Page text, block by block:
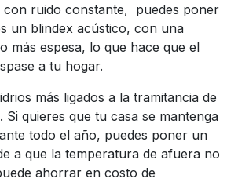
con ruido constante, puedes poner
un blindex acústico, con una
más espesa, lo que hace que el
a tu hogar.
más ligados a la tramitancia de
Si quieres que tu casa se mantenga
todo el año, puedes poner un
a que la temperatura de afuera no
ahorrar en costo de